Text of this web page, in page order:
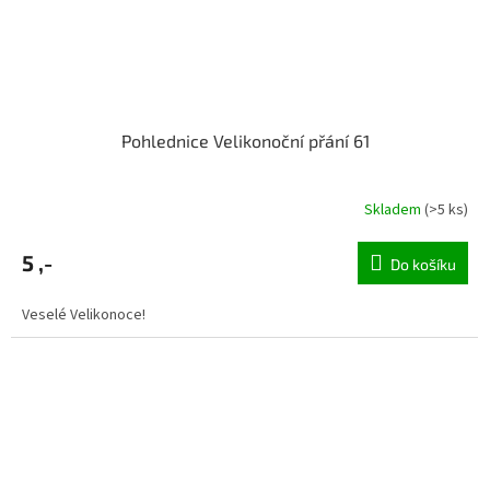
Pohlednice Velikonoční přání 61
Skladem (>5 ks)
5 ,- Do košíku
Veselé Velikonoce!